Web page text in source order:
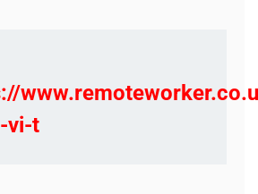
vi-t